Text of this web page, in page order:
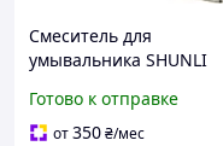
Смеситель для
умывальника SHUNLI
кран для раковины в
ванную Brushed Nickel
Готово к отправке
от350₴/мес